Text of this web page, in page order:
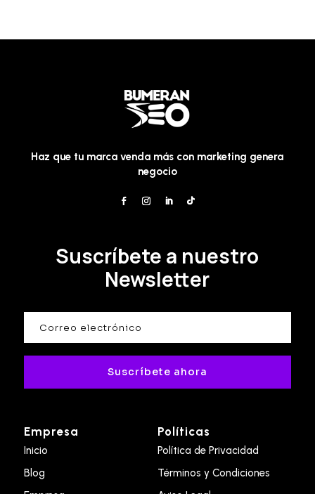
Haz que tu marca venda más con marketing genera
negocio
Suscríbete a nuestro
Newsletter
Suscríbete ahora
Empresa
Inicio
Blog
Políticas
Política de Privacidad
Términos y Condiciones